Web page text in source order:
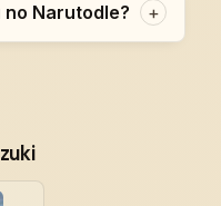
no Narutodle? +